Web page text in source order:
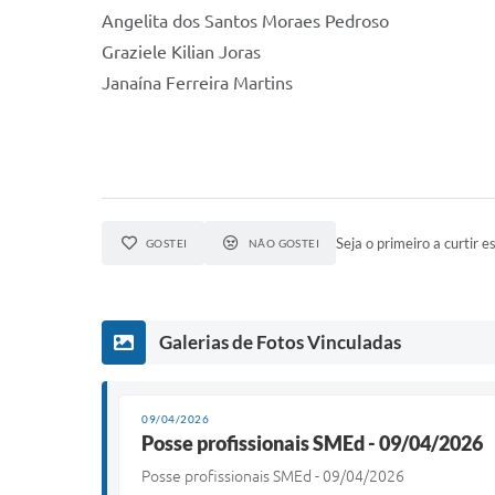
Angelita dos Santos Moraes Pedroso
Graziele Kilian Joras
Janaína Ferreira Martins
GOSTEI NÃO GOSTEI Seja o primeiro a curtir
Galerias de Fotos Vinculadas
09/04/2026
Posse profissionais SMEd - 09/04/2026
Posse profissionais SMEd - 09/04/2026